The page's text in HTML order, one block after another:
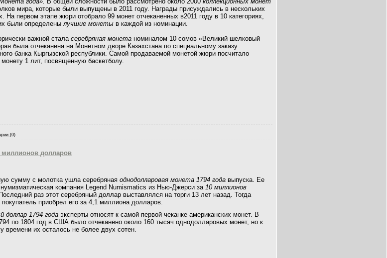
мира, которые были выпущены в 2011 году. Награды присуждались в нескольких
На первом этапе жюри отобрало 99 монет отчеканенных в2011 году в 10 категориях,
были определенылучшие монеты в каждой из номинации.
важной стала серебряная монета номиналом 10 сомов «Великий шелковый
была отчеканена на Монетном дворе Казахстана по специальному заказу
банка Кыргызской республики. Самой продаваемой монетой жюри посчитало
1 лит, посвященную баскетболу.
(0)
миллионов долларов
сумму с молотка ушла серебряная однодолларовая монета 1794 года выпуска. Ее
компания Legend Numismatics из Нью-Джерси за 10 миллионов
раз этот серебряный доллар выставлялся на торги 13 лет назад. Тогда
приобрел его за 4,1 миллиона долларов.
доллар 1794 года эксперты относят к самой первой чеканке американских монет. В
по 1804 год в США было отчеканено около 160 тысяч однодолларовых монет, но к
времени их осталось не более двух сотен.